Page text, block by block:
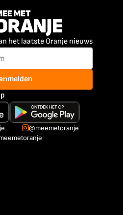
het laatste Oranje nieuws
@meemetoranje